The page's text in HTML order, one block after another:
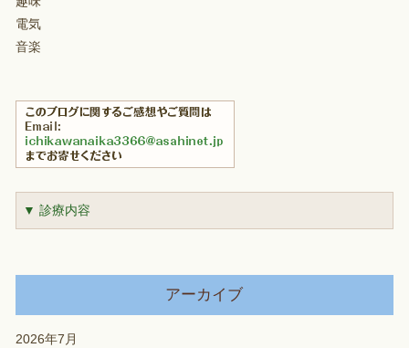
電気
音楽
▼ 診療内容
アーカイブ
2026年7月